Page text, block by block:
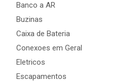
Banco a AR
Buzinas
Caixa de Bateria
Conexoes em Geral
Eletricos
Escapamentos